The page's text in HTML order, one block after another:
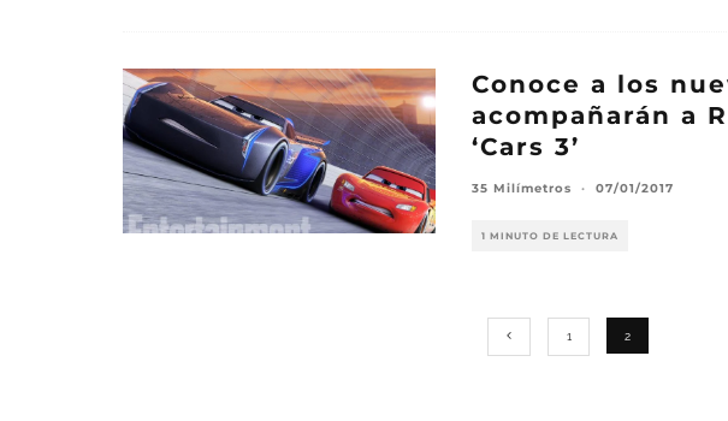
Conoce a los
acompañarán a
‘Cars 3’
35 Milímetros · 07/01/2017
1 MINUTO DE LECTURA
1 2